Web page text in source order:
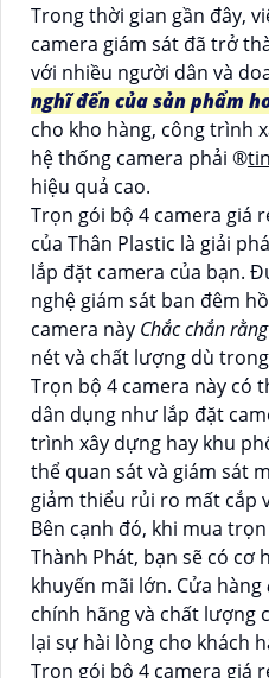
Trong thời gian gần đây,
camera giám sát đã trở
với nhiều người dân và
nghĩ đến của sản phẩm
cho kho hàng, công trình
hệ thống camera phải ®️
hiệu quả cao.
Trọn gói bộ 4 camera giá
của Thân Plastic là giải
lắp đặt camera của bạn.
nghệ giám sát ban đêm
camera này Chắc chắn rằng
nét và chất lượng dù
Trọn bộ 4 camera này có
dân dụng như lắp đặt
trình xây dựng hay khu
thể quan sát và giám sát
giảm thiểu rủi ro mất cắp
Bên cạnh đó, khi mua
Thành Phát, bạn sẽ có
khuyến mãi lớn. Cửa hàng
chính hãng và chất lượng
lại sự hài lòng cho khách
Trọn gói bộ 4 camera giá